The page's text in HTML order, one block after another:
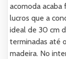
acomoda acaba
lucros que a
ideal de 30 cm
terminadas até
madeira. No